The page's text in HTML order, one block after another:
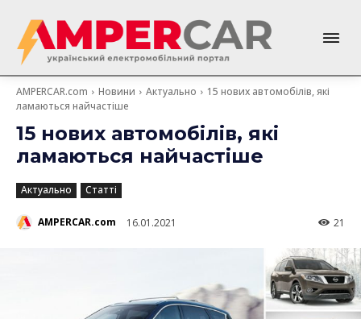
AMPERCAR.com Новини Актуально
15 нових автомобілів, які
ламаються найчастіше
15 нових автомобілів, які
ламаються найчастіше
Актуально Статті
AMPERCAR.com 16.01.2021 21